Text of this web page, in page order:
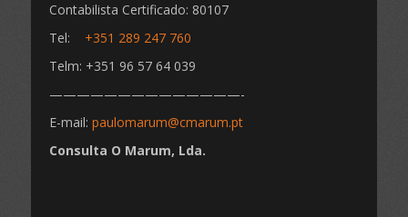
Contabilista Certificado: 80107
Tel: +351 289 247 760
Telm: +351 96 57 64 039
——————————————-
E-mail: paulomarum@cmarum.pt
Consulta O Marum, Lda.